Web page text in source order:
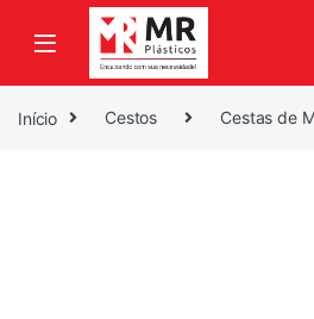
Skip to navigation
Skip to content
Início Cestos Cestas de